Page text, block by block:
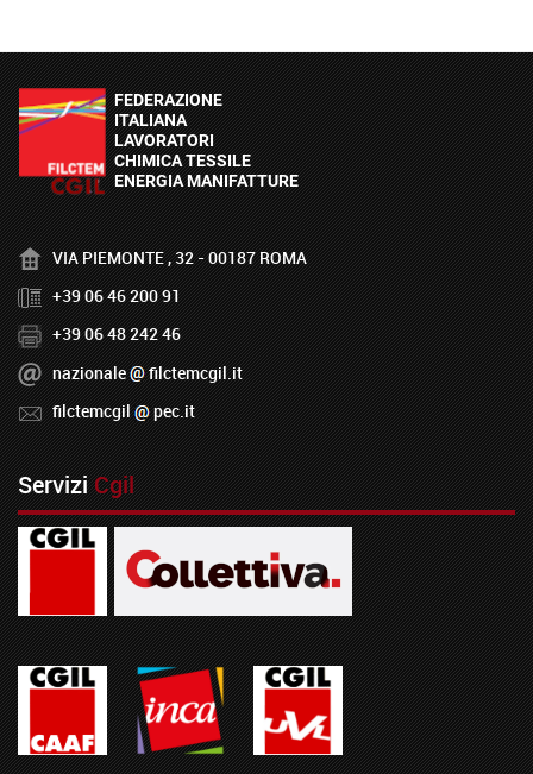
VIA PIEMONTE , 32 - 00187 ROMA
+39 06 46 200 91
+39 06 48 242 46
nazionale
filctemcgil.it
filctemcgil
pec.it
ServiziCgil